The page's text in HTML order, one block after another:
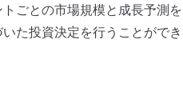
ごとの市場規模と成長予測を
た投資決定を行うことができ